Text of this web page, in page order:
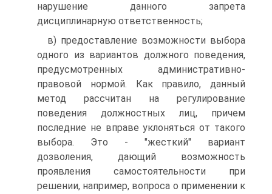
нарушение данного запрета
дисциплинарную ответственность;
в) предоставление возможности выбора
одного из вариантов должного поведения,
предусмотренных административно-
правовой нормой. Как правило, данный
метод рассчитан на регулирование
поведения должностных лиц, причем
последние не вправе уклоняться от такого
выбора. Это - "жесткий" вариант
дозволения, дающий возможность
проявления самостоятельности при
решении, например, вопроса о применении к